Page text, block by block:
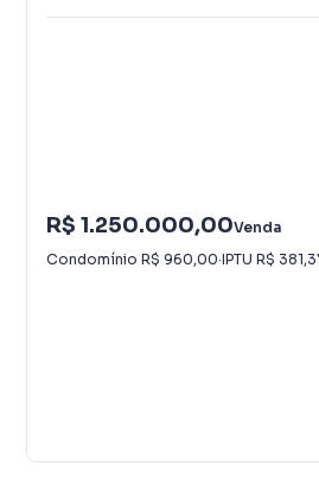
R$ 1.250.000,00Venda
Condomínio R$ 960,00·IPTU R$